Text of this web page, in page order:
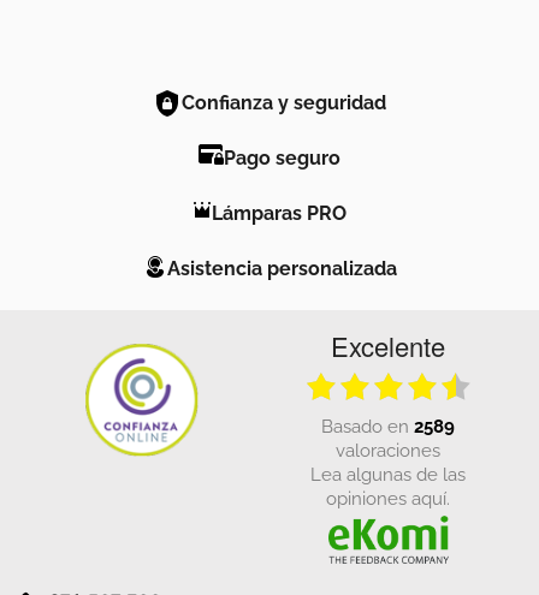
Confianza y seguridad
Pago seguro
Lámparas PRO
Asistencia personalizada
Excelente
basado en 2589
valoraciones
Lea algunas de las
opiniones aquí.